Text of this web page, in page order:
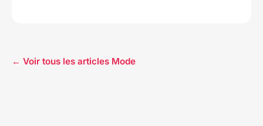
← Voir tous les articles Mode